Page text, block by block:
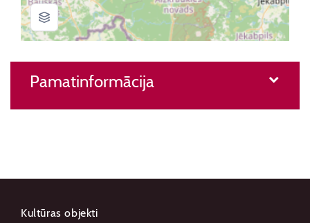
Pamatinformācija
Kultūras objekti